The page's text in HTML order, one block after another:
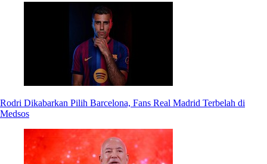
Rodri Dikabarkan Pilih Barcelona, Fans Real Madrid Terbelah di
Medsos